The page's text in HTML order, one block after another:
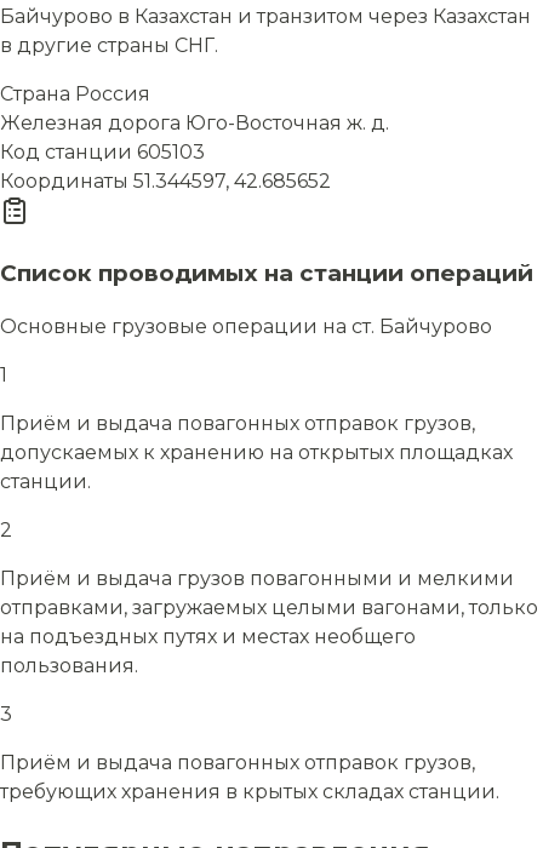
Байчурово в Казахстан и транзитом через Казахстан
в другие страны СНГ.
Страна Россия
Железная дорога Юго-Восточная ж. д.
Код станции 605103
Координаты 51.344597, 42.685652
Список проводимых на станции операций
Основные грузовые операции на ст. Байчурово
1
Приём и выдача повагонных отправок грузов,
допускаемых к хранению на открытых площадках
станции.
2
Приём и выдача грузов повагонными и мелкими
отправками, загружаемых целыми вагонами, только
на подъездных путях и местах необщего
пользования.
3
Приём и выдача повагонных отправок грузов,
требующих хранения в крытых складах станции.